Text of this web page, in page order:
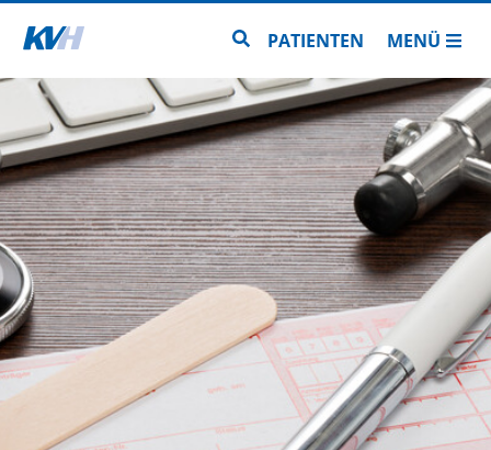
Zur Startseite Zur Seitensuche
PATIENTEN MENÜ